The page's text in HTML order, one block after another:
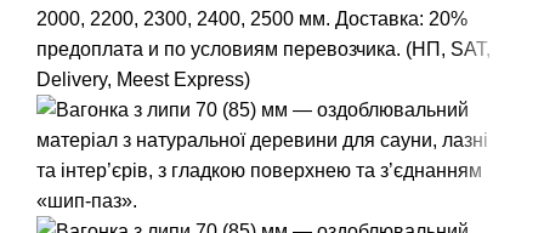
2000, 2200, 2300, 2400, 2500 мм. Доставка: 20%
предоплата и по условиям перевозчика. (НП, SAT,
Delivery, Meest Express)